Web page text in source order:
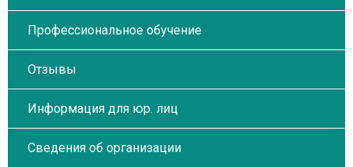
Профессиональное обучение
Отзывы
Информация для юр. лиц
Сведения об организации